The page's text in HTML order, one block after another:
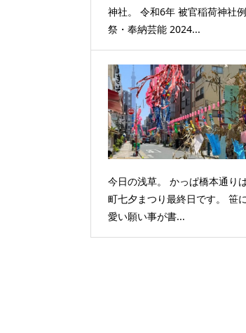
神社。 令和6年 被官稲荷神社例
祭・奉納芸能 2024...
今日の浅草。 かっぱ橋本通り
町七夕まつり最終日です。 笹
愛い願い事が書...